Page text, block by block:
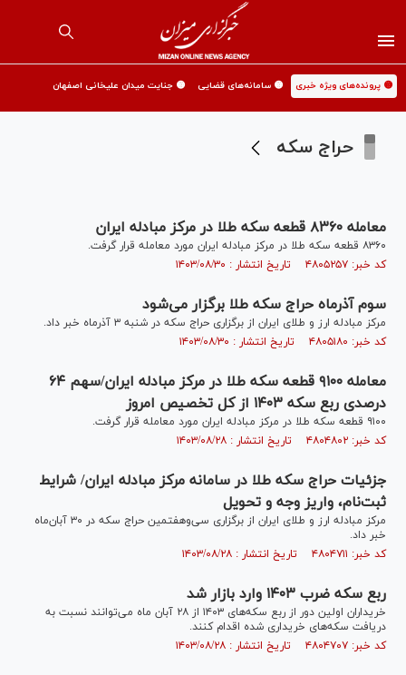
🟡 پرونده‌های ویژه خبری 🟡 سامانه‌های قضایی 🟡 جنایت میدان علیخانی اصفهان
حراج سکه
معامله ۸۳۶۰ قطعه سکه طلا در مرکز مبادله ایران
۸۳۶۰ قطعه سکه طلا در مرکز مبادله ایران مورد معامله قرار گرفت.
کد خبر: ۴۸۰۵۲۵۷ تاریخ انتشار : ۱۴۰۳/۰۸/۳۰
سوم آذرماه حراج سکه طلا برگزار می‌شود
مرکز مبادله ارز و طلای ایران از برگزاری حراج سکه در شنبه ۳ آذر‌ماه خبر داد.
کد خبر: ۴۸۰۵۱۸۰ تاریخ انتشار : ۱۴۰۳/۰۸/۳۰
معامله ۹۱۰۰ قطعه سکه طلا در مرکز مبادله ایران/سهم ۶۴
درصدی ربع سکه ۱۴۰۳ از کل تخصیص امروز
۹۱۰۰ قطعه سکه طلا در مرکز مبادله ایران مورد معامله قرار گرفت.
کد خبر: ۴۸۰۴۸۰۲ تاریخ انتشار : ۱۴۰۳/۰۸/۲۸
جزئیات حراج سکه طلا در سامانه مرکز مبادله ایران/ شرایط
ثبت‌نام، واریز وجه و تحویل
مرکز مبادله ارز و طلای ایران از برگزاری سی‌وهفتمین حراج سکه در ۳۰ آبان‌ماه
خبر داد.
کد خبر: ۴۸۰۴۷۱۱ تاریخ انتشار : ۱۴۰۳/۰۸/۲۸
ربع سکه ضرب ۱۴۰۳ وارد بازار شد
خریداران اولین دور از ربع سکه‌های ۱۴۰۳ از ۲۸ آبان ماه می‌توانند نسبت به
دریافت سکه‌های خریداری شده اقدام کنند.
کد خبر: ۴۸۰۴۷۰۷ تاریخ انتشار : ۱۴۰۳/۰۸/۲۸